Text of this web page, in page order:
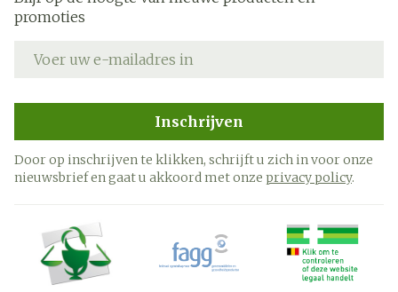
promoties
Inschrijven
Door op inschrijven te klikken, schrijft u zich in voor onze
nieuwsbrief en gaat u akkoord met onze privacy policy.